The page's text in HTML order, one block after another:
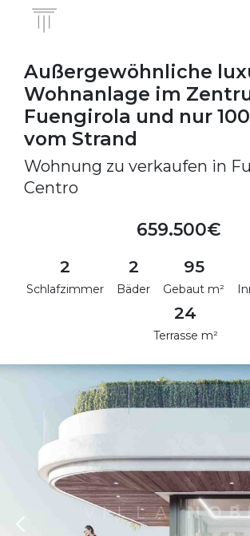
Außergewöhnliche
Wohnanlage im
Fuengirola und nur
vom Strand
Wohnung zu verkaufen in
Centro
659.500€
2
Schlafzimmer
2
Bäder
95
Gebaut m²
24
Terrasse m²